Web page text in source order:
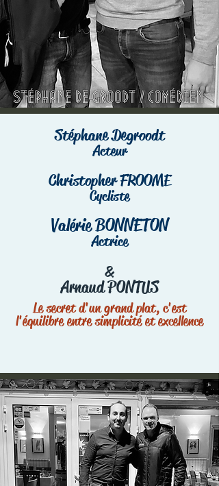
Stéphane Degroodt
Acteur
Christopher FROOME
Cycliste
Valérie BONNETON
Actrice
&
Arnaud PONTUS
Le secret d'un grand plat, c'est
l'équilibre entre simplicité et excellence